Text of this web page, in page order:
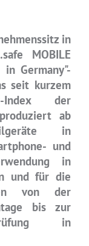
in
MOBILE
Germany"-
seit kurzem
Index der
ab
in
und
in
und für die
von der
bis zur
in